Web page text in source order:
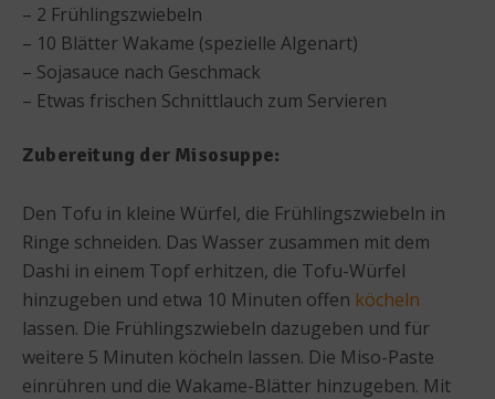
– 2 Frühlingszwiebeln
– 10 Blätter Wakame (spezielle Algenart)
– Sojasauce nach Geschmack
– Etwas frischen Schnittlauch zum Servieren
Zubereitung der Misosuppe:
Den Tofu in kleine Würfel, die Frühlingszwiebeln in
Ringe schneiden. Das Wasser zusammen mit dem
Dashi in einem Topf erhitzen, die Tofu-Würfel
hinzugeben und etwa 10 Minuten offen köcheln
lassen. Die Frühlingszwiebeln dazugeben und für
weitere 5 Minuten köcheln lassen. Die Miso-Paste
einrühren und die Wakame-Blätter hinzugeben. Mit